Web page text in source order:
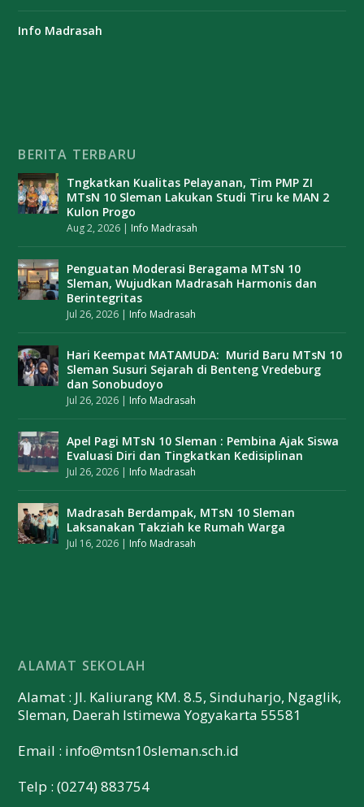
Info Madrasah
BERITA TERBARU
Tngkatkan Kualitas Pelayanan, Tim PMP ZI
MTsN 10 Sleman Lakukan Studi Tiru ke MAN 2
Kulon Progo
Aug 2, 2026 | Info Madrasah
Penguatan Moderasi Beragama MTsN 10
Sleman, Wujudkan Madrasah Harmonis dan
Berintegritas
Jul 26, 2026 | Info Madrasah
Hari Keempat MATAMUDA: Murid Baru MTsN 10
Sleman Susuri Sejarah di Benteng Vredeburg
dan Sonobudoyo
Jul 26, 2026 | Info Madrasah
Apel Pagi MTsN 10 Sleman : Pembina Ajak Siswa
Evaluasi Diri dan Tingkatkan Kedisiplinan
Jul 26, 2026 | Info Madrasah
Madrasah Berdampak, MTsN 10 Sleman
Laksanakan Takziah ke Rumah Warga
Jul 16, 2026 | Info Madrasah
ALAMAT SEKOLAH
Alamat : Jl. Kaliurang KM. 8.5, Sinduharjo, Ngaglik,
Sleman, Daerah Istimewa Yogyakarta 55581
Email : info@mtsn10sleman.sch.id
Telp : (0274) 883754